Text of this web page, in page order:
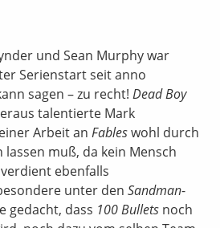
und Sean Murphy war
Serienstart seit anno
sagen – zu recht! Dead Boy
talentierte Mark
Arbeit an Fableswohl durch
muß, da kein Mensch
ebenfalls
unter den Sandman-
gedacht, dass 100 Bullets noch